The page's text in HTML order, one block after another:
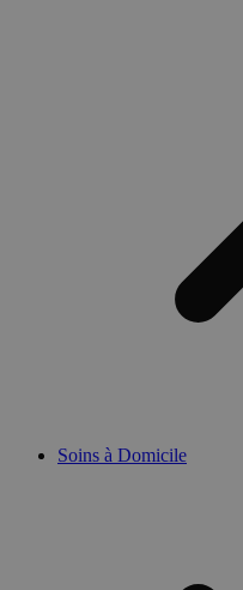
Soins à Domicile